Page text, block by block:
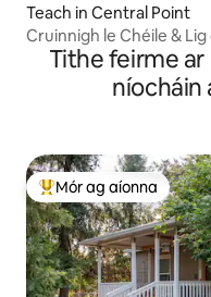
Teach in Central Point
Cruinnigh le Chéile & Lig
le Fíonghoirt
Tithe feirme ar
níocháin
An-mhór ag aíonna
Mór ag aíonna